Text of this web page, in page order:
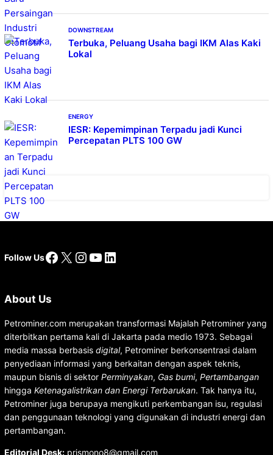
DOWNSTREAM
Terbuka, Peluang Usaha bagi IKM Alas Kaki
Lokal
ENERGY
IESR: Kepemimpinan Terpadu jadi Kunci
Percepatan PLTS 100 GW
Follow UsFacebook
X Instagram
YouTube
LinkedIn
About Us
Petrominer.com merupakan transformasi Majalah Petrominer yang
diterbitkan pertama kali di Jakarta pada medio 1973. Sebagai
media massa berbasis digital, Petrominer berkonsentrasi dalam
penyediaan informasi yang berkaitan dengan aspek teknis,
maupun bisnis di sektor Perminyakan, Gas bumi, Pertambangan
hingga Ketenagalistrikan dan Energi Terbarukan. Tak hanya itu,
Petrominer juga berupaya mengikuti perkembangan isu, regulasi
dan penggunaan teknologi yang digunakan di industri energi dan
pertambangan.
Editorial Desk:prismono8@gmail.com